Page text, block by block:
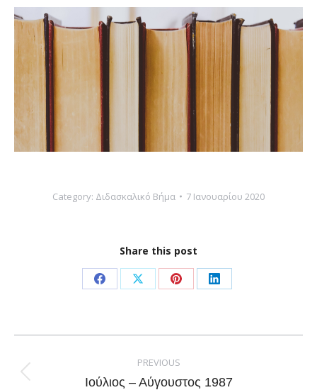
Category: Διδασκαλικό Βήμα 7 Ιανουαρίου 2020
Share this post
Share
Facebook
Share
X
Share
Pinterest
Share
LinkedIn
navigation
PREVIOUS
Previous
Ιούλιος – Αύγουστος 1987